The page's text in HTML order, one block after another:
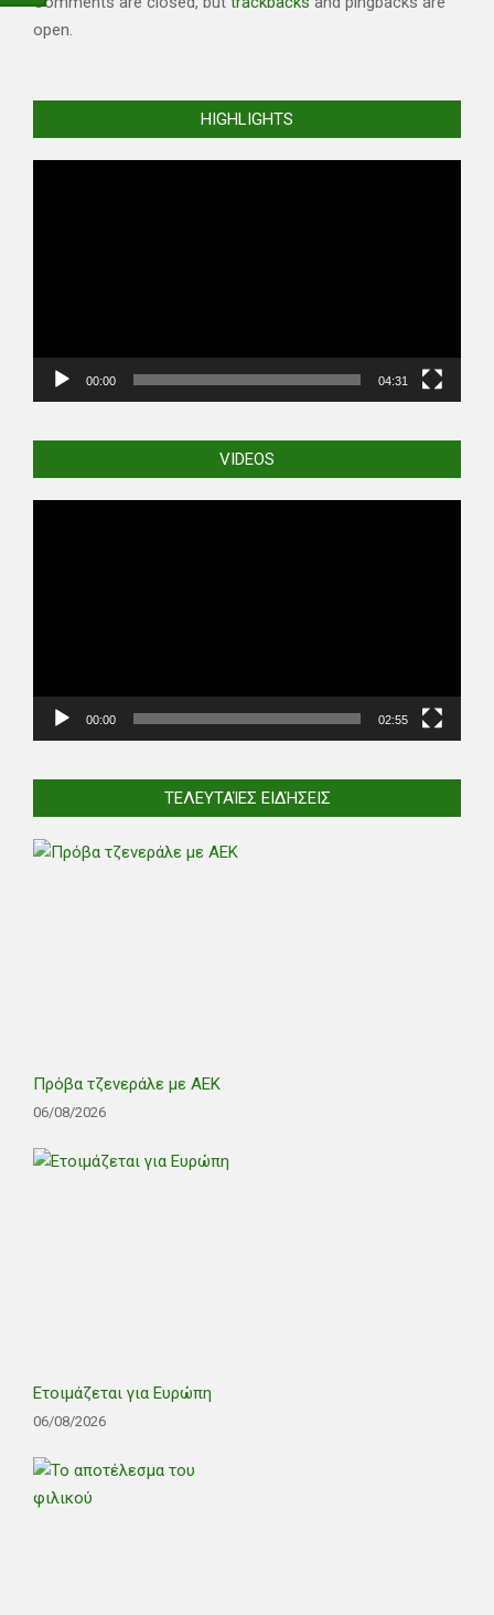
open.
HIGHLIGHTS
00:00 04:31
VIDEOS
00:00 02:55
ΤΕΛΕΥΤΑΊΕΣ ΕΙΔΉΣΕΙΣ
Πρόβα τζενεράλε με ΑΕΚ
06/08/2026
Ετοιμάζεται για Ευρώπη
06/08/2026